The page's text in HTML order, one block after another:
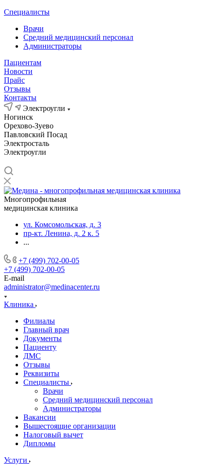
Специалисты
Врачи
Средний медицинский персонал
Администраторы
Пациентам
Новости
Прайс
Отзывы
Контакты
Электроугли
Ногинск
Орехово-Зуево
Павловский Посад
Электросталь
Электроугли
Многопрофильная
медицинская клиника
ул. Комсомольская, д. 3
пр-кт. Ленина, д. 2 к. 5
...
+7 (499) 702-00-05
+7 (499) 702-00-05
E-mail
administrator@medinacenter.ru
Клиника
Филиалы
Главный врач
Документы
Пациенту
ДМС
Отзывы
Реквизиты
Специалисты
Врачи
Средний медицинский персонал
Администраторы
Вакансии
Вышестоящие организации
Налоговый вычет
Дипломы
Услуги